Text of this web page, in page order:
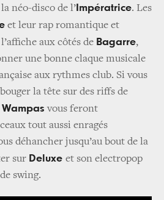
néo-disco de l’ Impératrice. Les
et leur rap romantique et
aux côtés de Bagarre,
une bonne claque musicale
aux rythmes club. Si vous
la tête sur des riffs de
Wampas vous feront
tout aussi enragés
déhancher jusqu’au bout de la
sur Deluxe et son electropop
swing.